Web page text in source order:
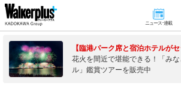
ニュース･連載
【臨港パーク席と宿泊ホテルがセ
花火を間近で堪能できる！「み
ル」鑑賞ツアーを販売中